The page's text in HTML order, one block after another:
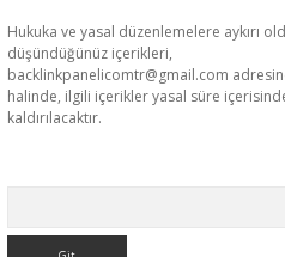
Hukuka ve yasal düzenlemelere aykırı
düşündüğünüz içerikleri,
backlinkpanelicomtr@gmail.com
halinde, ilgili içerikler yasal süre
kaldırılacaktır.